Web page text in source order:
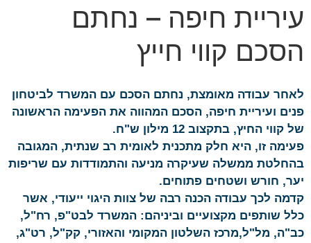
עיריית חיפה – נחתם
הסכם קווי חייץ
לאחר עבודה מאומצת, נחתם הסכם עם המשרד לביטחון
פנים ועיריית חיפה, הסכם המהווה את הפעימה הראשונה
של קווי החיץ, בתקצוב 12 מילון ש"ח.
פעימה זו, היא חלק מתכנית לאומית רב שנתית, המגובה
בהחלטת ממשלה שעיקרה מניעה והתמודדות עם שריפות
יער, חורש ושטחים פתוחים.
קדמה לכך עבודה הכנה רבה של צוות היגוי ייעודי, אשר
כלל שותפים מקצועיים וביניהם: המשרד לבט"פ, רח"ל,
כב"ה, מל"ל,מרכז השלטון המקומי והאזורי, קק"ל, רט"ג,